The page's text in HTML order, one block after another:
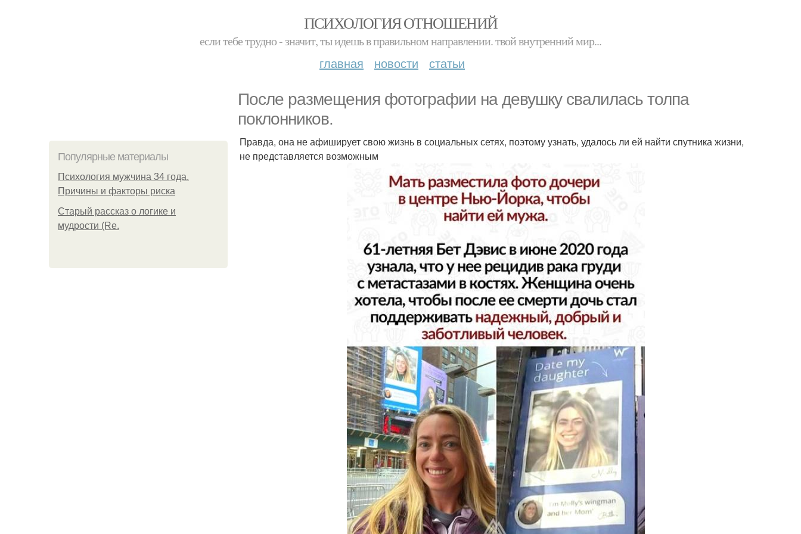
ПСИХОЛОГИЯ ОТНОШЕНИЙ
если тебе трудно - значит, ты идешь в правильном направлении. твой внутренний мир...
главная новости статьи
После размещения фотографии на девушку свалилась толпа
поклонников.
Популярные материалы
Психология мужчина 34 года.
Причины и факторы риска
Старый рассказ о логике и
мудрости (Re.
Правда, она не афиширует свою жизнь в социальных сетях, поэтому узнать, удалось ли ей найти спутника жизни,
не представляется возможным